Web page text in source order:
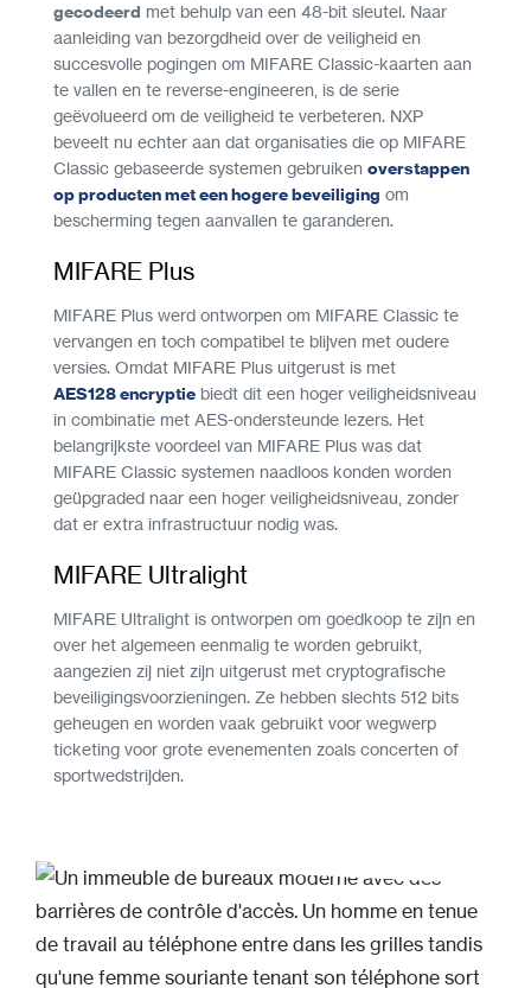
gecodeerd met behulp van een 48-bit sleutel. Naar
aanleiding van bezorgdheid over de veiligheid en
succesvolle pogingen om MIFARE Classic-kaarten aan
te vallen en te reverse-engineeren, is de serie
geëvolueerd om de veiligheid te verbeteren. NXP
beveelt nu echter aan dat organisaties die op MIFARE
Classic gebaseerde systemen gebruiken overstappen
op producten met een hogere beveiliging om
bescherming tegen aanvallen te garanderen.
MIFARE Plus
MIFARE Plus werd ontworpen om MIFARE Classic te
vervangen en toch compatibel te blijven met oudere
versies. Omdat MIFARE Plus uitgerust is met
AES128 encryptie biedt dit een hoger veiligheidsniveau
in combinatie met AES-ondersteunde lezers. Het
belangrijkste voordeel van MIFARE Plus was dat
MIFARE Classic systemen naadloos konden worden
geüpgraded naar een hoger veiligheidsniveau, zonder
dat er extra infrastructuur nodig was.
MIFARE Ultralight
MIFARE Ultralight is ontworpen om goedkoop te zijn en
over het algemeen eenmalig te worden gebruikt,
aangezien zij niet zijn uitgerust met cryptografische
beveiligingsvoorzieningen. Ze hebben slechts 512 bits
geheugen en worden vaak gebruikt voor wegwerp
ticketing voor grote evenementen zoals concerten of
sportwedstrijden.